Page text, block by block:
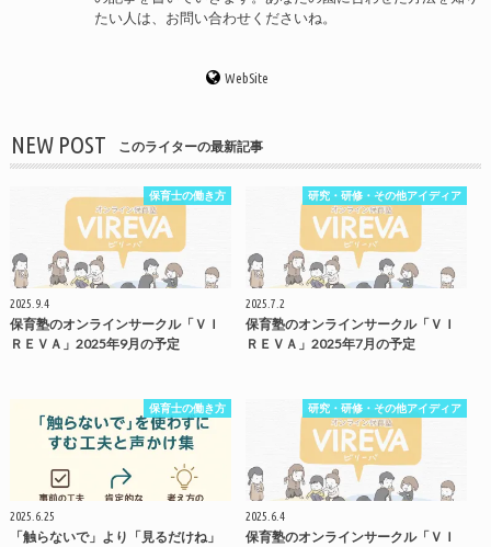
たい人は、お問い合わせくださいね。
WebSite
NEW POST このライターの最新記事
保育士の働き方
2025.9.4
保育塾のオンラインサークル「ＶＩ
ＲＥＶＡ」2025年9月の予定
研究・研修・その他アイディア
2025.7.2
保育塾のオンラインサークル「ＶＩ
ＲＥＶＡ」2025年7月の予定
保育士の働き方
2025.6.25
「触らないで」より「見るだけね」
研究・研修・その他アイディア
2025.6.4
保育塾のオンラインサークル「ＶＩ